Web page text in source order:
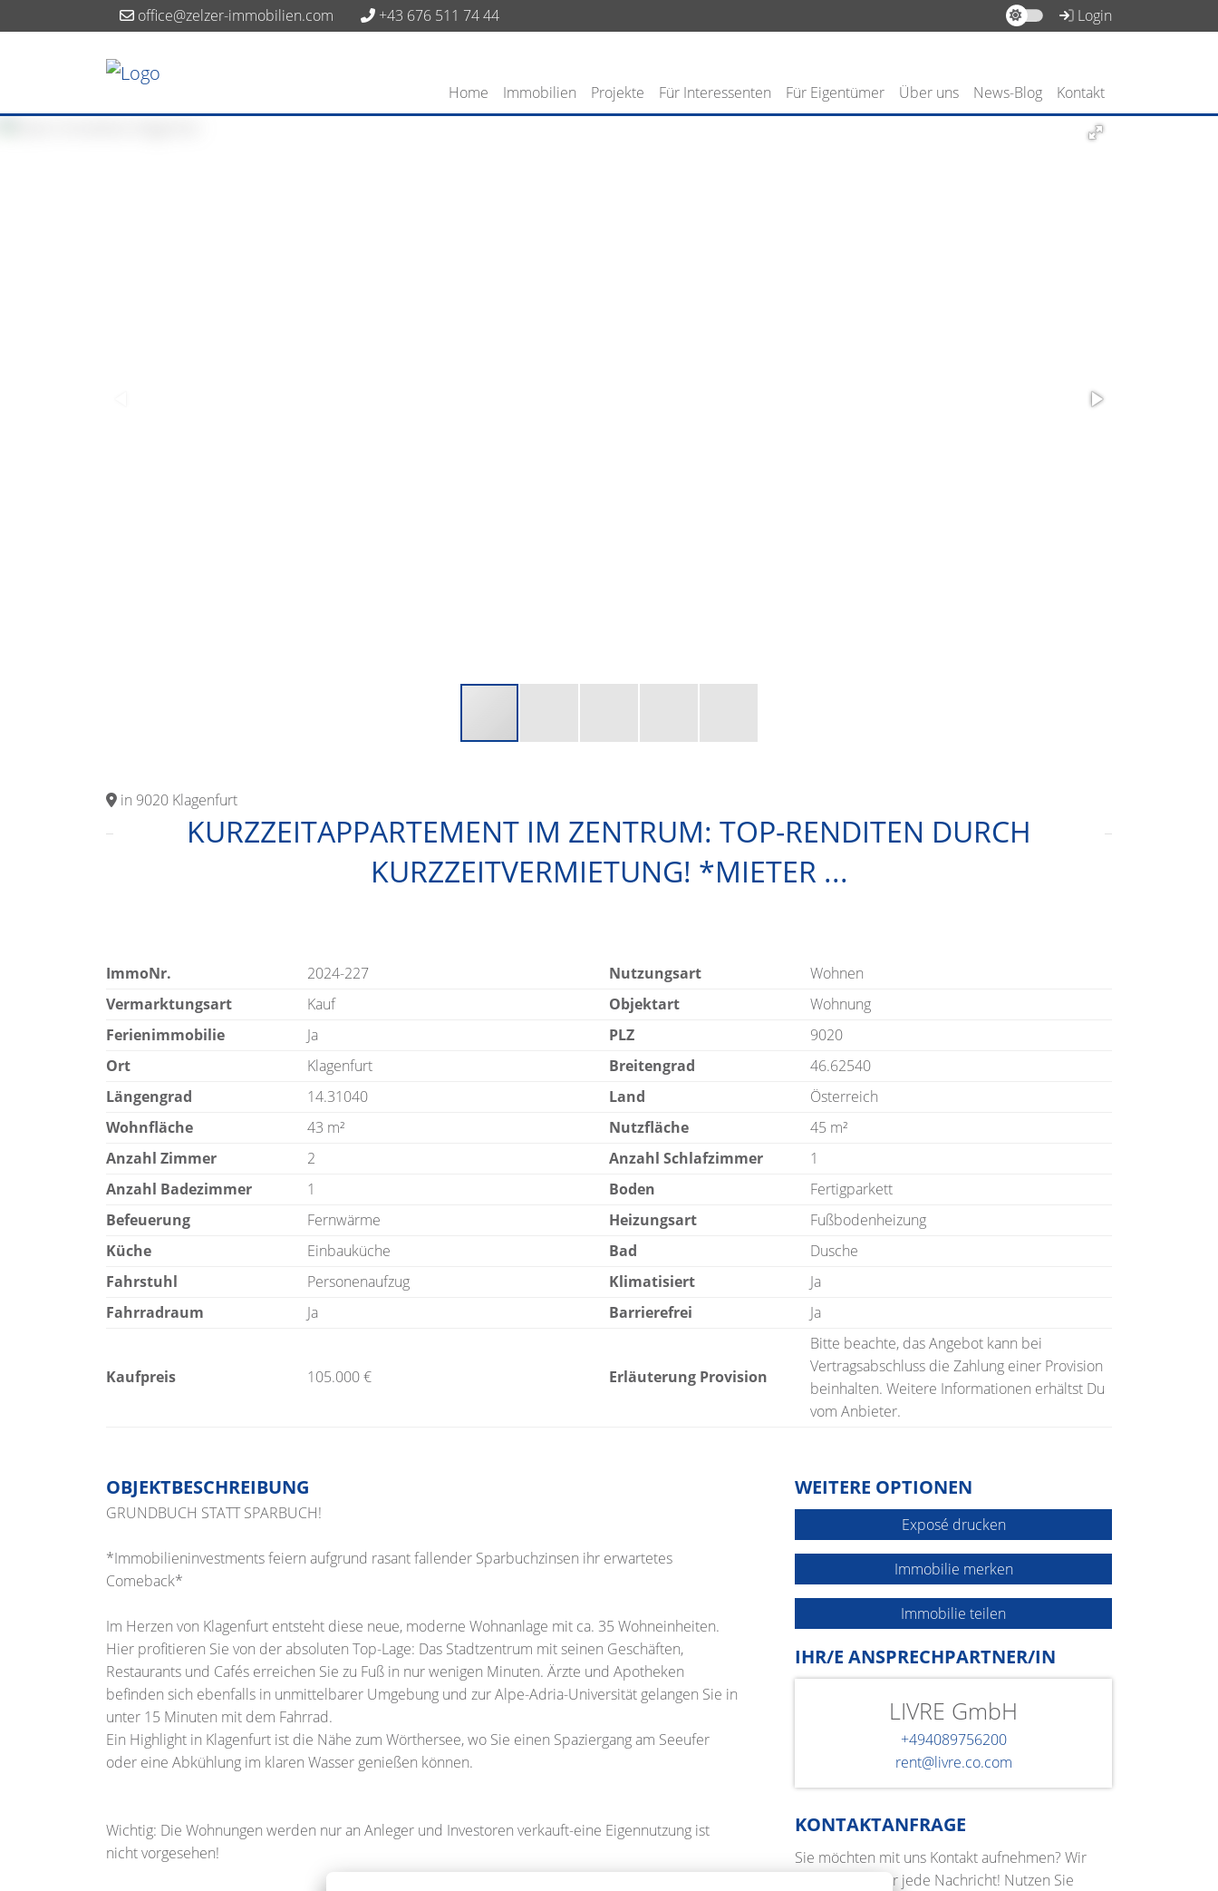
office@zelzer-immobilien.com +43 676 511 74 44 Login
Home Immobilien Projekte Für Interessenten Für Eigentümer Über uns News-Blog Kontakt
in 9020 Klagenfurt
KURZZEITAPPARTEMENT IM ZENTRUM: TOP-RENDITEN DURCH
KURZZEITVERMIETUNG! *MIETER ...
ImmoNr. 2024-227 Nutzungsart
Wohnen
Vermarktungsart
Kauf Objektart
Wohnung
Ferienimmobilie
Ja PLZ
9020
Ort
Klagenfurt Breitengrad
46.62540
Längengrad
14.31040 Land
Österreich
Wohnfläche
43 m² Nutzfläche
45 m²
Anzahl Zimmer
2 Anzahl Schlafzimmer
1
Anzahl Badezimmer
1 Boden
Fertigparkett
Befeuerung
Fernwärme Heizungsart
Fußbodenheizung
Küche
Einbauküche Bad
Dusche
Fahrstuhl
Personenaufzug Klimatisiert
Ja
Fahrradraum
Ja Barrierefrei Ja
Kaufpreis 105.000 € Erläuterung Provision
Bitte beachte, das Angebot kann bei
Vertragsabschluss die Zahlung einer Provision
beinhalten. Weitere Informationen erhältst Du
vom Anbieter.
OBJEKTBESCHREIBUNG
GRUNDBUCH STATT SPARBUCH!
*Immobilieninvestments feiern aufgrund rasant fallender Sparbuchzinsen ihr erwartetes
Comeback*
Im Herzen von Klagenfurt entsteht diese neue, moderne Wohnanlage mit ca. 35 Wohneinheiten.
Hier profitieren Sie von der absoluten Top-Lage: Das Stadtzentrum mit seinen Geschäften,
Restaurants und Cafés erreichen Sie zu Fuß in nur wenigen Minuten. Ärzte und Apotheken
befinden sich ebenfalls in unmittelbarer Umgebung und zur Alpe-Adria-Universität gelangen Sie in
unter 15 Minuten mit dem Fahrrad.
Ein Highlight in Klagenfurt ist die Nähe zum Wörthersee, wo Sie einen Spaziergang am Seeufer
oder eine Abkühlung im klaren Wasser genießen können.
Wichtig: Die Wohnungen werden nur an Anleger und Investoren verkauft-eine Eigennutzung ist
nicht vorgesehen!
WEITERE OPTIONEN
Exposé drucken
Immobilie merken
Immobilie teilen
IHR/E ANSPRECHPARTNER/IN
LIVRE GmbH
+494089756200
rent@livre.co.com
KONTAKTANFRAGE
Sie möchten mit uns Kontakt aufnehmen? Wir
freuen uns über jede Nachricht! Nutzen Sie